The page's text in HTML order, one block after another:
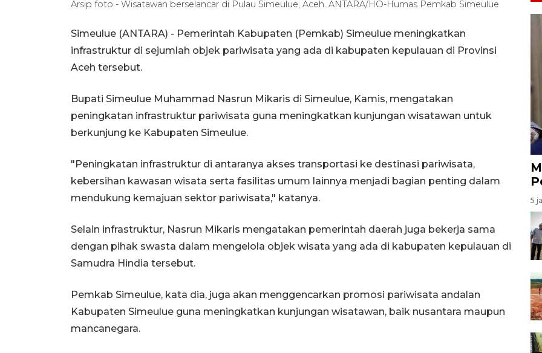
Arsip foto - Wisatawan berselancar di Pulau Simeulue, Aceh. ANTARA/HO-Humas Pemkab Simeulue
Simeulue (ANTARA) - Pemerintah Kabupaten (Pemkab) Simeulue meningkatkan
infrastruktur di sejumlah objek pariwisata yang ada di kabupaten kepulauan di Provinsi
Aceh tersebut.
Bupati Simeulue Muhammad Nasrun Mikaris di Simeulue, Kamis, mengatakan
peningkatan infrastruktur pariwisata guna meningkatkan kunjungan wisatawan untuk
berkunjung ke Kabupaten Simeulue.
"Peningkatan infrastruktur di antaranya akses transportasi ke destinasi pariwisata,
kebersihan kawasan wisata serta fasilitas umum lainnya menjadi bagian penting dalam
mendukung kemajuan sektor pariwisata," katanya.
Selain infrastruktur, Nasrun Mikaris mengatakan pemerintah daerah juga bekerja sama
dengan pihak swasta dalam mengelola objek wisata yang ada di kabupaten kepulauan di
Samudra Hindia tersebut.
Pemkab Simeulue, kata dia, juga akan menggencarkan promosi pariwisata andalan
Kabupaten Simeulue guna meningkatkan kunjungan wisatawan, baik nusantara maupun
mancanegara.
5